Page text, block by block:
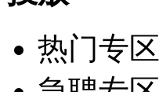
热门专区